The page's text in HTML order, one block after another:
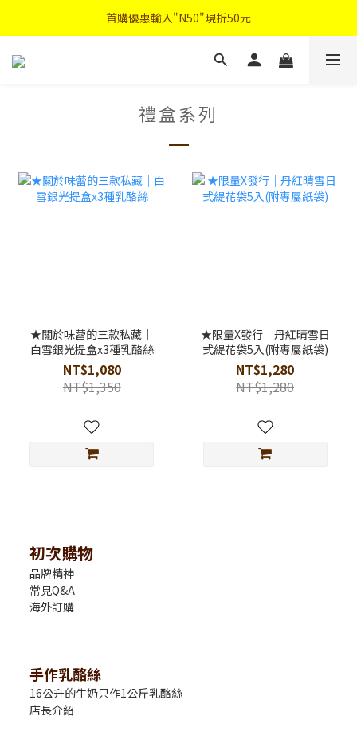
首購優惠輸入"N50"現折50元
首購優惠輸入"N50"現折50元
註冊會員登入"免費領取會員禮"
首購優惠輸入"N50"現折50元
禮盒系列
★關於味蕾的三款私藏｜
白雪銀光提盒x3種乳酪絲
NT$1,080
NT$1,350
★限量X發行｜丹紅晴雪日
式緹花袋5入(附專屬紙袋)
NT$1,280
NT$1,280
初次購物
品牌精神
常見Q&A
海外訂購
手作乳酪絲
16公升的牛奶只作1公斤乳酪絲
店長介紹